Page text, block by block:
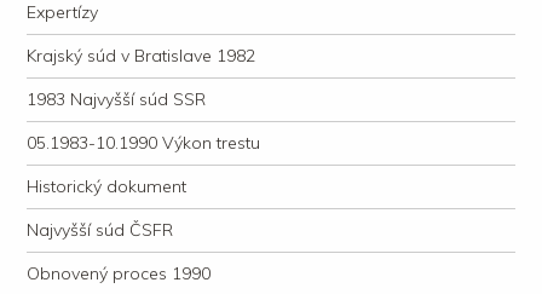
Expertízy
Krajský súd v Bratislave 1982
1983 Najvyšší súd SSR
05.1983-10.1990 Výkon trestu
Historický dokument
Najvyšší súd ČSFR
Obnovený proces 1990